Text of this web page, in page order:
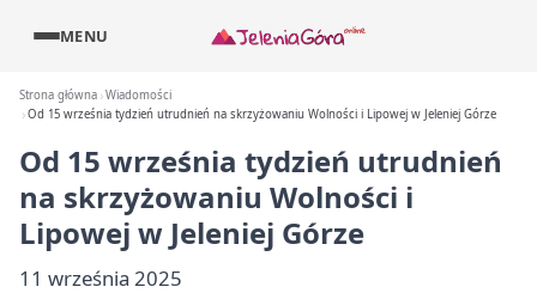
MENU
Strona główna Wiadomości
Od 15 września tydzień utrudnień na skrzyżowaniu Wolności i Lipowej w Jeleniej Górze
Od 15 września tydzień utrudnień
na skrzyżowaniu Wolności i
Lipowej w Jeleniej Górze
11 września 2025